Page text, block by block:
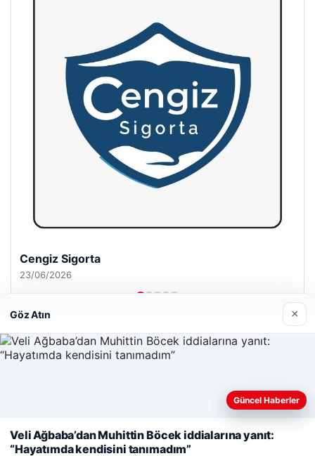
Cengiz Sigorta
23/06/2026
Web sitemizi nasıl kullandığınızı daha iyi anlayabilmek,
kullanıyoruz.
Çerez Politikamız
Reddet Kabul Et
Göz Atın ×
Güncel Haberler
Veli Ağbaba’dan Muhittin Böcek iddialarına yanıt:
“Hayatımda kendisini tanımadım”
lemagrup.com.tr
giriş